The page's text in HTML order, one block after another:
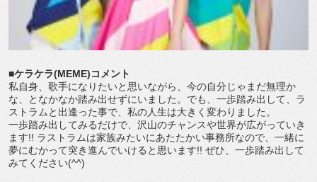
■ケラケラ(MEME)コメント
私自身、歌手になりたいと思いながら、今の自分じゃまだ無理か
な、となかなか踏み出せずにいました。でも、一歩踏み出して、ラ
ストラムと出逢った事で、私の人生は大きく変わりました。
一歩踏み出してみるだけで、沢山のチャンスや世界が広がっていき
ます!! ラストラムは家族みたいにあたたかい事務所なので、一緒に
夢にむかって突き進んでいけると思います!! ぜひ、一歩踏み出して
みてください(^^)